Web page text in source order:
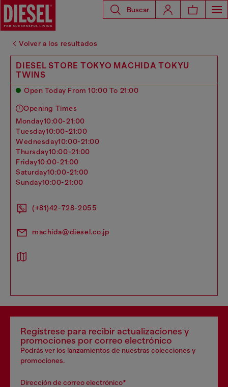
Buscar
Volver a los resultados
DIESEL STORE TOKYO MACHIDA TOKYU
TWINS
Open Today From 10:00 To 21:00
Opening Times
monday10:00-21:00
tuesday10:00-21:00
wednesday10:00-21:00
thursday10:00-21:00
friday10:00-21:00
saturday10:00-21:00
sunday10:00-21:00
(+81)42-728-2055
machida@diesel.co.jp
Regístrese para recibir actualizaciones y
promociones por correo electrónico
Podrás ver los lanzamientos de nuestras colecciones y
promociones.
Dirección de correo electrónico*